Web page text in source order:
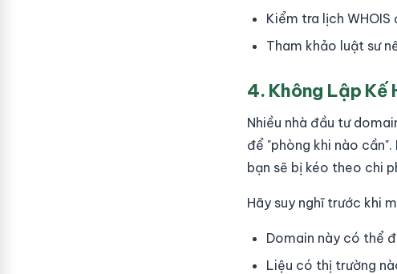
Kiểm tra lịch
Tham khảo luật sư
4. Không Lập Kế
Nhiều nhà đầu tư
để "phòng khi nào
bạn sẽ bị kéo theo chi
Hãy suy nghĩ trước khi
Domain này có thể
Liệu có thị trường